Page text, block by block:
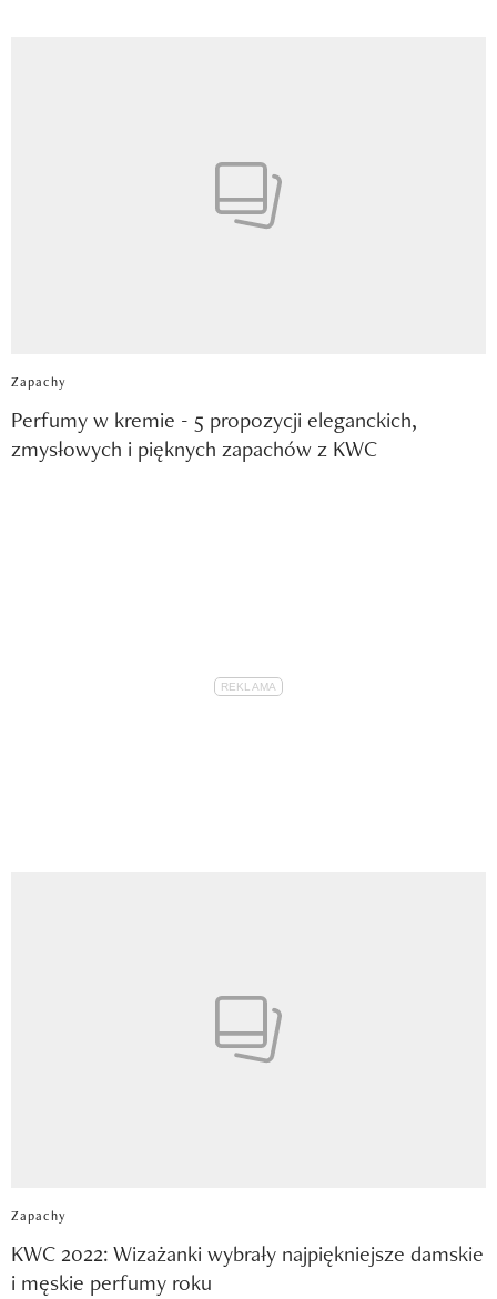
Zapachy
Perfumy w kremie - 5 propozycji eleganckich,
zmysłowych i pięknych zapachów z KWC
Zapachy
KWC 2022: Wizażanki wybrały najpiękniejsze damskie
i męskie perfumy roku